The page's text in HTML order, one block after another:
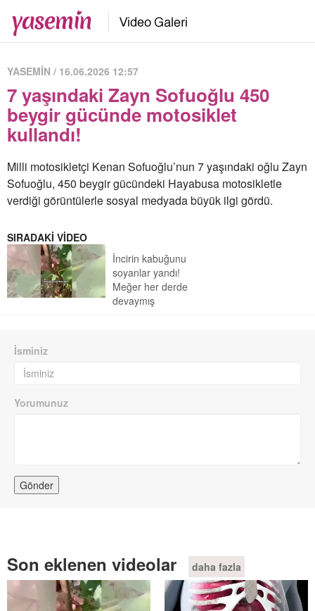
YASEMİN / 16.06.2026 12:57
7 yaşındaki Zayn Sofuoğlu 450
beygir gücünde motosiklet
kullandı!
Milli motosikletçi Kenan Sofuoğlu’nun 7 yaşındaki oğlu Zayn
Sofuoğlu, 450 beygir gücündeki Hayabusa motosikletle
verdiği görüntülerle sosyal medyada büyük ilgi gördü.
SIRADAKİ VİDEO
İncirin kabuğunu
soyanlar yandı!
Meğer her derde
devaymış
İsminiz
Yorumunuz
Son eklenen videolar daha fazla